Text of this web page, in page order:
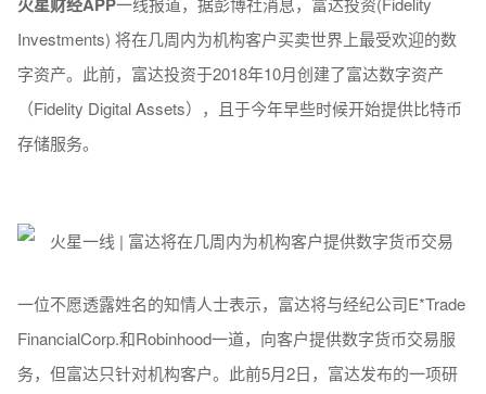
Investments) 将在几周内为机构客户买卖世界上最受欢迎的数
字资产。此前，富达投资于2018年10月创建了富达数字资产
（Fidelity Digital Assets），且于今年早些时候开始提供比特币
存储服务。
一位不愿透露姓名的知情人士表示，富达将与经纪公司E*Trade
FinancialCorp.和Robinhood一道，向客户提供数字货币交易服
务，但富达只针对机构客户。此前5月2日，富达发布的一项研